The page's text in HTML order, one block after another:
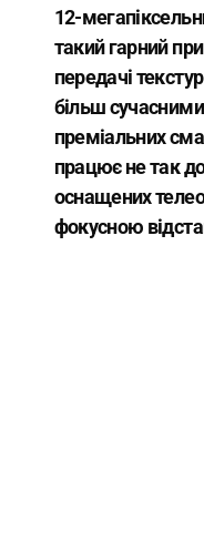
12-
такий гарний
передачі
більш
преміальних
працює не так
оснащених
фокусною